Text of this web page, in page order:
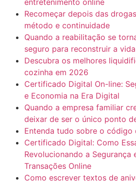
Recomeçar depois das
método e continuidade
Quando a reabilitação se
seguro para reconstruir a vida
Descubra os melhores
cozinha em 2026
Certificado Digital On-line:
e Economia na Era Digital
Quando a empresa familiar
deixar de ser o único ponto
Entenda tudo sobre o código
Certificado Digital: Como
Revolucionando a Segurança
Transações Online
Como escrever textos de